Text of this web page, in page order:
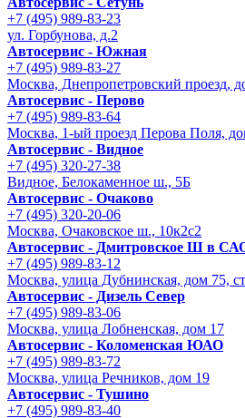
+7 (495) 989-83-23
ул. Горбунова, д.2
Автосервис - Южная
+7 (495) 989-83-27
Москва, Днепропетровский проезд,
Автосервис - Перово
+7 (495) 989-83-64
Москва, 1-ый проезд Перова Поля,
Автосервис - Видное
+7 (495) 320-27-38
Видное, Белокаменное ш., 5Б
Автосервис - Очаково
+7 (495) 320-20-06
Москва, Очаковское ш., 10к2с2
Автосервис - Дмитровское Ш в
+7 (495) 989-83-12
Москва, улица Дубнинская, дом 75,
Автосервис - Дизель Север
+7 (495) 989-83-06
Москва, улица Лобненская, дом 17
Автосервис - Коломенская ЮАО
+7 (495) 989-83-72
Москва, улица Речников, дом 19
Автосервис - Тушино
+7 (495) 989-83-40